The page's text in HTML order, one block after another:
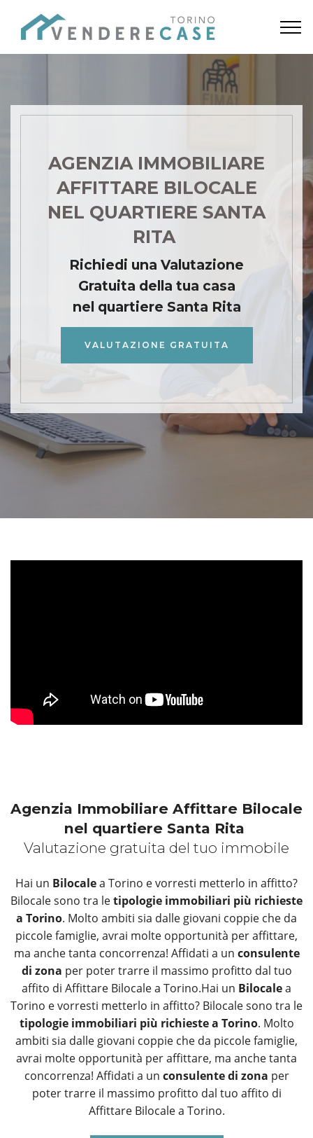
AGENZIA IMMOBILIARE
AFFITTARE BILOCALE
NEL QUARTIERE SANTA
RITA
Richiedi una Valutazione
Gratuita della tua casa
nel quartiere Santa Rita
VALUTAZIONE GRATUITA
Agenzia Immobiliare Affittare Bilocale
nel quartiere Santa Rita
Valutazione gratuita del tuo immobile
Hai un Bilocalea Torino e vorresti metterlo in affitto?
Bilocale sono tra letipologie immobiliari più richieste
a Torino. Molto ambiti sia dalle giovani coppie che da
piccole famiglie, avrai molte opportunità per affittare,
ma anche tanta concorrenza! Affidati a un consulente
di zona per poter trarre il massimo profitto dal tuo
affito di Affittare Bilocale a Torino.Hai un Bilocalea
Torino e vorresti metterlo in affitto? Bilocale sono tra le
tipologie immobiliari più richieste a Torino. Molto
ambiti sia dalle giovani coppie che da piccole famiglie,
avrai molte opportunità per affittare, ma anche tanta
concorrenza! Affidati a un consulente di zona per
poter trarre il massimo profitto dal tuo affito di
Affittare Bilocale a Torino.